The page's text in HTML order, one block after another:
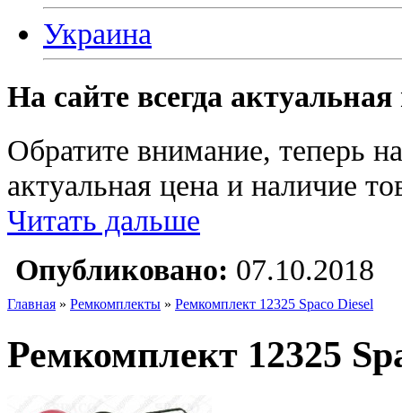
Украина
На сайте всегда
Обратите внимание, теперь
актуальная цена и наличие
Читать дальше
Опубликовано: 07.10.2018
Главная » Ремкомплекты » Ремкомплект 12325 Spaco Diesel
Ремкомплект 12325